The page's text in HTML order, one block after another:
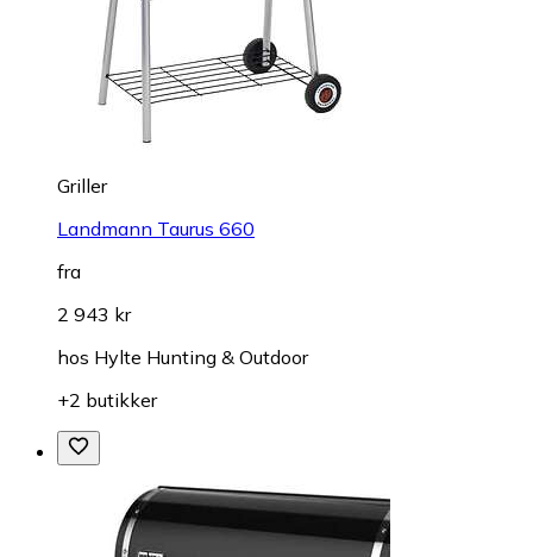
Griller
Landmann Taurus 660
fra
2 943 kr
hos Hylte Hunting & Outdoor
+2 butikker